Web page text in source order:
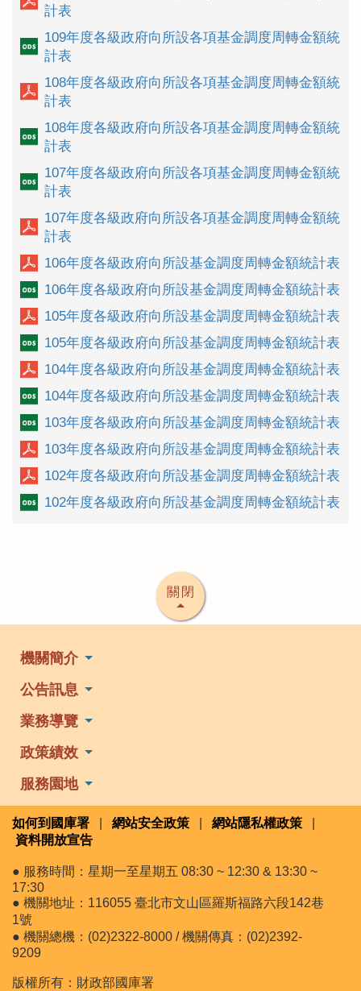
計表
109年度各級政府向所設各項基金調度周轉金額統
計表
108年度各級政府向所設各項基金調度周轉金額統
計表
108年度各級政府向所設各項基金調度周轉金額統
計表
107年度各級政府向所設各項基金調度周轉金額統
計表
107年度各級政府向所設各項基金調度周轉金額統
計表
106年度各級政府向所設基金調度周轉金額統計表
106年度各級政府向所設基金調度周轉金額統計表
105年度各級政府向所設基金調度周轉金額統計表
105年度各級政府向所設基金調度周轉金額統計表
104年度各級政府向所設基金調度周轉金額統計表
104年度各級政府向所設基金調度周轉金額統計表
103年度各級政府向所設基金調度周轉金額統計表
103年度各級政府向所設基金調度周轉金額統計表
102年度各級政府向所設基金調度周轉金額統計表
102年度各級政府向所設基金調度周轉金額統計表
關閉
機關簡介
公告訊息
業務導覽
政策績效
服務園地
如何到國庫署 網站安全政策 網站隱私權政策
資料開放宣告
● 服務時間：星期一至星期五 08:30 ~ 12:30 & 13:30 ~
17:30
● 機關地址：116055 臺北市文山區羅斯福路六段142巷
1號
● 機關總機：(02)2322-8000 / 機關傳真：(02)2392-
9209
版權所有：財政部國庫署